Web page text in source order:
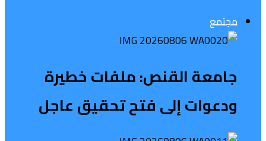
مجتمع
جامعة القنص: ملفات خطيرة
ودعوات إلى فتح تحقيق عاجل